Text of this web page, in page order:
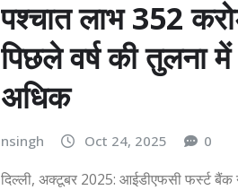
पश्चात लाभ 352
पिछले वर्ष की तुलना
अधिक
nsingh Oct 24, 2025 0
दिल्ली, अक्टूबर 2025: आईडीएफसी फर्स्ट